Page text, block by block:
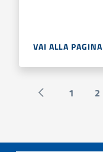
VAI ALLA PAGINA
Pagina 1 2